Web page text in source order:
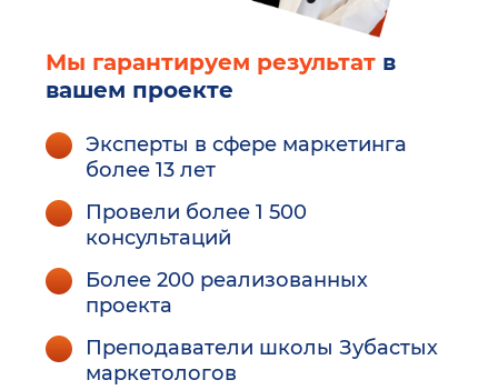
Мы гарантируем результат в
вашем проекте
Эксперты в сфере маркетинга
более 13 лет
Провели более 1 500
консультаций
Более 200 реализованных
проекта
Преподаватели школы Зубастых
маркетологов